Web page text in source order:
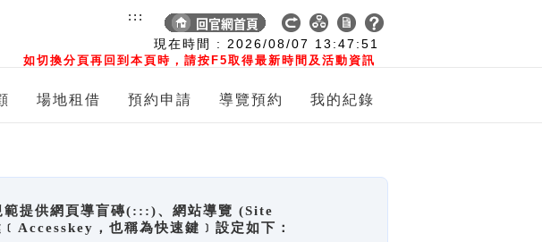
現在時間 : 2026/08/07 13:47:51
如切換分頁再回到本頁時，請按F5取得最新時間及活動資訊
:::
場地租借 預約申請 導覽預約 我的紀錄
範提供網頁導盲磚(:::)、網站導覽 (Site
，也稱為快速鍵﹞設定如下：